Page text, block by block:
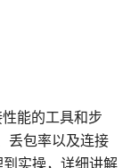
能的工具和步
丢包率以及连接
实操，详细讲解